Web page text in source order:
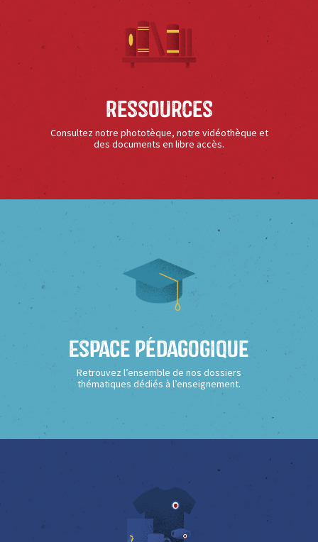
Ressources
Consultez notre phototèque, notre vidéothèque et
des documents en libre accès.
Espace Pédagogique
Retrouvez l’ensemble de nos dossiers
thématiques dédiés à l’enseignement.